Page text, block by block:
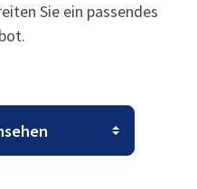
Sie ein passendes